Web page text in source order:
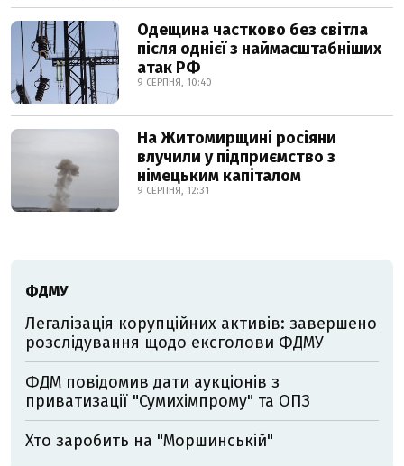
Одещина частково без світла
після однієї з наймасштабніших
атак РФ
9 СЕРПНЯ, 10:40
На Житомирщині росіяни
влучили у підприємство з
німецьким капіталом
9 СЕРПНЯ, 12:31
ФДМУ
Легалізація корупційних активів: завершено
розслідування щодо ексголови ФДМУ
ФДМ повідомив дати аукціонів з
приватизації "Сумихімпрому" та ОПЗ
Хто заробить на "Моршинській"